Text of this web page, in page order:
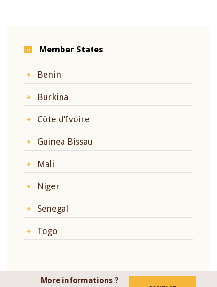
Member States
Benin
Burkina
Côte d’Ivoire
Guinea Bissau
Mali
Niger
Senegal
Togo
More informations ?